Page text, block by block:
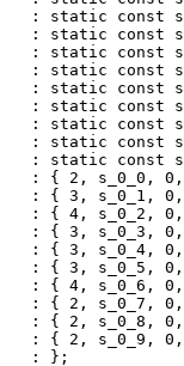
: static const
: static const
: static const
: static const
: static const
: static const
: static const
: static const
: static const
: { 2, s_0_0,
: { 3, s_0_1,
: { 4, s_0_2,
: { 3, s_0_3,
: { 3, s_0_4,
: { 3, s_0_5,
: { 4, s_0_6,
: { 2, s_0_7,
: { 2, s_0_8,
: { 2, s_0_9,
: };